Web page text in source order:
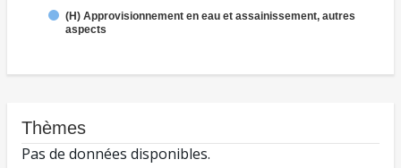
(H) Approvisionnement en eau et assainissement, autres
aspects
Thèmes
Pas de données disponibles.